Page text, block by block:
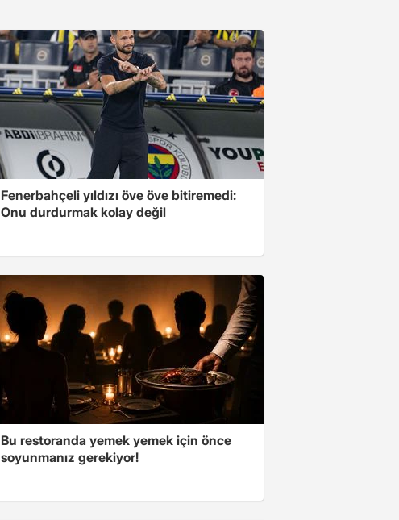
Fenerbahçeli yıldızı öve öve bitiremedi:
Onu durdurmak kolay değil
Bu restoranda yemek yemek için önce
soyunmanız gerekiyor!